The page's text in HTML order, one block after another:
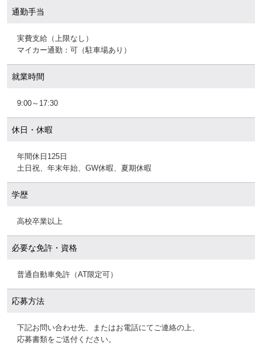
通勤手当
実費支給（上限なし）
マイカー通勤：可（駐車場あり）
就業時間
9:00～17:30
休日・休暇
年間休日125日
土日祝、年末年始、GW休暇、夏期休暇
学歴
高校卒業以上
必要な免許・資格
普通自動車免許（AT限定可）
応募方法
下記お問い合わせ先、またはお電話にてご連絡の上、
応募書類をご送付ください。